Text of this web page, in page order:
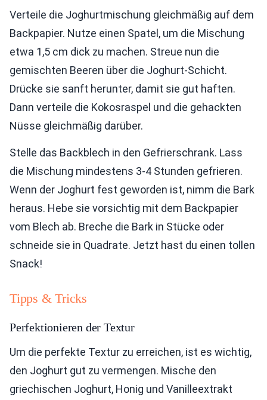
Verteile die Joghurtmischung gleichmäßig auf dem
Backpapier. Nutze einen Spatel, um die Mischung
etwa 1,5 cm dick zu machen. Streue nun die
gemischten Beeren über die Joghurt-Schicht.
Drücke sie sanft herunter, damit sie gut haften.
Dann verteile die Kokosraspel und die gehackten
Nüsse gleichmäßig darüber.
Stelle das Backblech in den Gefrierschrank. Lass
die Mischung mindestens 3-4 Stunden gefrieren.
Wenn der Joghurt fest geworden ist, nimm die Bark
heraus. Hebe sie vorsichtig mit dem Backpapier
vom Blech ab. Breche die Bark in Stücke oder
schneide sie in Quadrate. Jetzt hast du einen tollen
Snack!
Tipps & Tricks
Perfektionieren der Textur
Um die perfekte Textur zu erreichen, ist es wichtig,
den Joghurt gut zu vermengen. Mische den
griechischen Joghurt, Honig und Vanilleextrakt